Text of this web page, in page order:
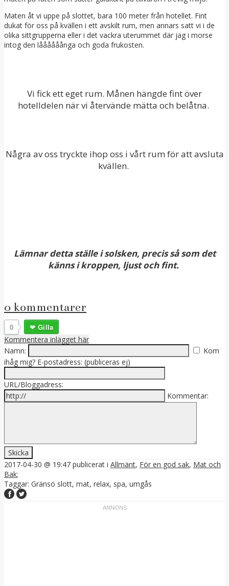
Maten åt vi uppe på slottet, bara 100 meter från hotellet. Fint
dukat för oss på kvällen i ett avskilt rum, men annars satt vi i de
olika sittgrupperna eller i det vackra uterummet där jag i morse
intog den låååååånga och goda frukosten.
Vi fick ett eget rum. Månen hängde fint över
hotelldelen när vi återvände mätta och belåtna.
Några av oss tryckte ihop oss i vårt rum för att avsluta
kvällen.
Lämnar detta ställe i solsken, precis så som det
känns i kroppen, ljust och fint.
0 kommentarer
0
Gilla
Kommentera inlägget här
Namn:
Kom
ihåg mig? E-postadress: (publiceras ej)
URL/Bloggadress:
Kommentar:
2017-04-30 @ 19:47 publicerat i Allmänt, För en god sak, Mat och
Bak;
Taggar: Gränsö slott, mat, relax, spa, umgås